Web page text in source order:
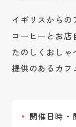
イギリスからの
コーヒーとお
たのしくおし
提供のあるカフ
開催日時・